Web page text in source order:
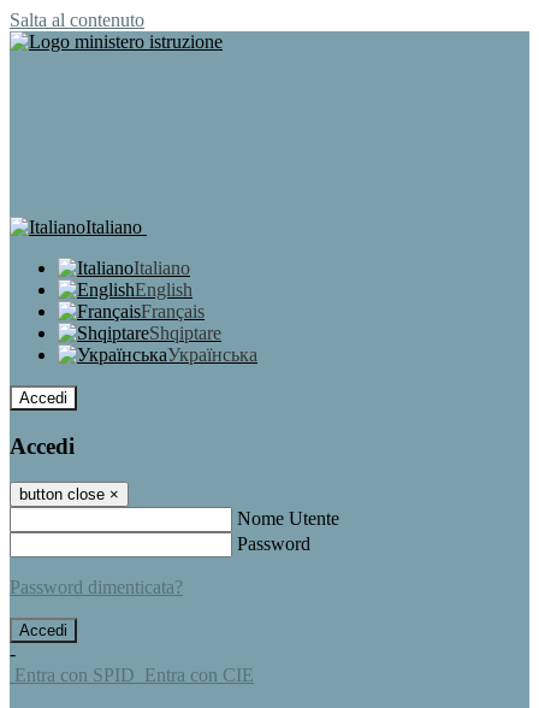
Salta al contenuto
Italiano
Italiano
English
Français
Shqiptare
Українська
Accedi
Accedi
button close ×
Nome Utente
Password
Password dimenticata?
-
Entra con SPID Entra con CIE